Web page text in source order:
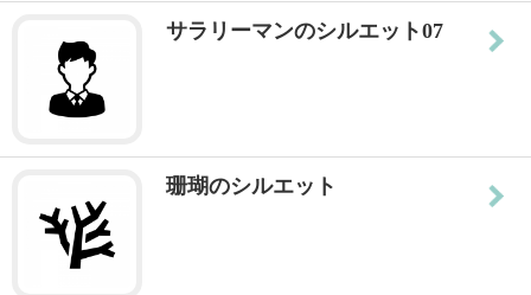
サラリーマンのシルエット07
珊瑚のシルエット